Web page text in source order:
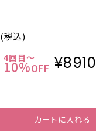
(税込)
4回目〜
10%OFF ¥8910
カートに入れる